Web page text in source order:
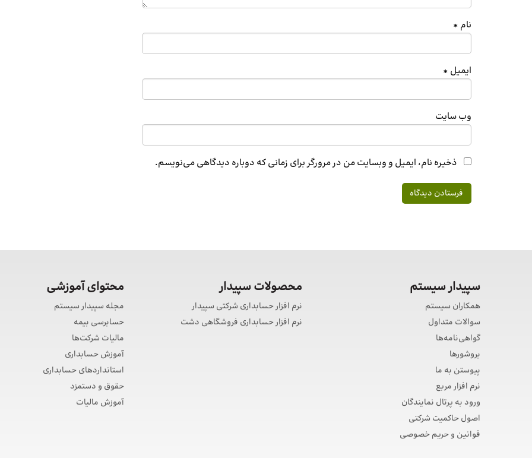
نام *
ایمیل *
وب‌ سایت
ذخیره نام، ایمیل و وبسایت من در مرورگر برای زمانی که دوباره دیدگاهی می‌نویسم.
سپیدار سیستم
همکاران سیستم
سوالات متداول
گواهی‌نامه‌ها
بروشورها
پیوستن به ما
نرم افزار مربع
ورود به پرتال نمایندگان
اصول حاکمیت شرکتی
قوانین و حریم خصوصی
محصولات سپیدار
نرم افزار حسابداری شرکتی سپیدار
نرم افزار حسابداری فروشگاهی دشت
محتوای آموزشی
مجله سپیدار سیستم
حسابرسی بیمه
مالیات شرکت‌ها
آموزش حسابداری
استانداردهای حسابداری
حقوق و دستمزد
آموزش مالیات